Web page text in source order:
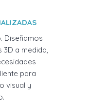
Diseñamos
a medida,
para
visual y